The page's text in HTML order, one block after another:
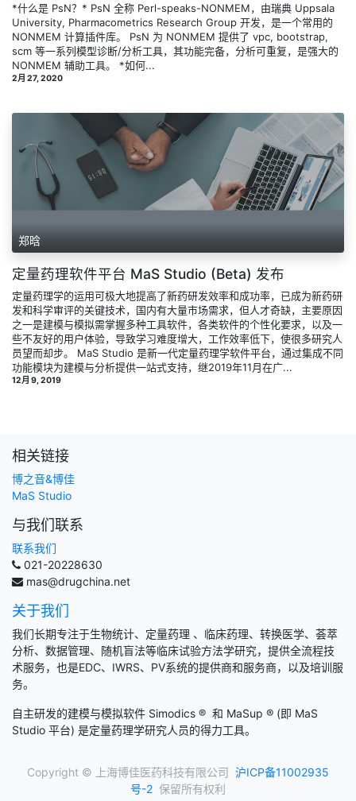
*什么是 PsN？* PsN 全称 Perl-speaks-NONMEM，由瑞典 Uppsala
University, Pharmacometrics Research Group 开发，是一个常用的
NONMEM 计算插件库。 PsN 为 NONMEM 提供了 vpc, bootstrap,
scm 等一系列模型诊断/分析工具，其功能完备，分析可重复，是强大的
NONMEM 辅助工具。 *如何...
2月 27, 2020
郑晗
定量药理软件平台 MaS Studio (Beta) 发布
定量药理学的运用可极大地提高了新药研发效率和成功率，已成为新药研
发和科学审评的关键技术，国内有大量市场需求，但人才奇缺，主要原因
之一是建模与模拟需掌握多种工具软件，各类软件的个性化要求，以及一
些不友好的用户体验，导致学习难度增大，工作效率低下，使很多研究人
员望而却步。 MaS Studio 是新一代定量药理学软件平台，通过集成不同
功能模块为建模与分析提供一站式支持，继2019年11月在广...
12月 9, 2019
相关链接
博之音&博佳
MaS Studio
与我们联系
联系我们
021-20228630
mas@drugchina.net
关于我们
我们长期专注于生物统计、定量药理 、临床药理、转换医学、荟萃
分析、数据管理、随机盲法等临床试验方法学研究，提供全流程技
术服务，也是EDC、IWRS、PV系统的提供商和服务商，以及培训服
务。
自主研发的建模与模拟软件 Simodics ® 和 MaSup ® (即 MaS
Studio 平台) 是定量药理学研究人员的得力工具。
Copyright © 上海博佳医药科技有限公司 沪ICP备11002935
号-2 保留所有权利